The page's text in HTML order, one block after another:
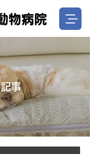
記事